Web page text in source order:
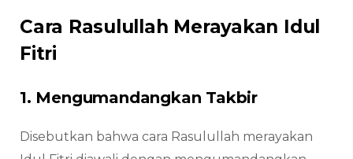
Cara Rasulullah Merayakan Idul
Fitri
1. Mengumandangkan Takbir
Disebutkan bahwa cara Rasulullah merayakan